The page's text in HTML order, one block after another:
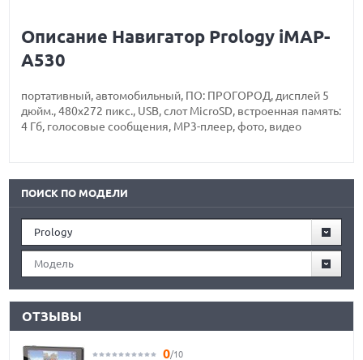
Описание Навигатор Prology iMAP-
A530
портативный, автомобильный, ПО: ПРОГОРОД, дисплей 5
дюйм., 480x272 пикс., USB, слот MicroSD, встроенная память:
4 Гб, голосовые сообщения, MP3-плеер, фото, видео
ПОИСК ПО МОДЕЛИ
Prology
Модель
ОТЗЫВЫ
0/10